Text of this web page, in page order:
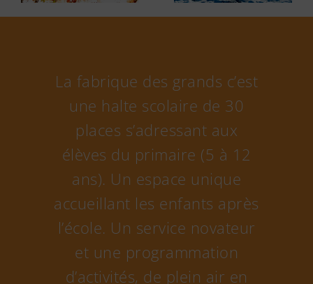
La fabrique des grands c’est
une halte scolaire de 30
places s’adressant aux
élèves du primaire (5 à 12
ans). Un espace unique
accueillant les enfants après
l’école. Un service novateur
et une programmation
d’activités, de plein air en